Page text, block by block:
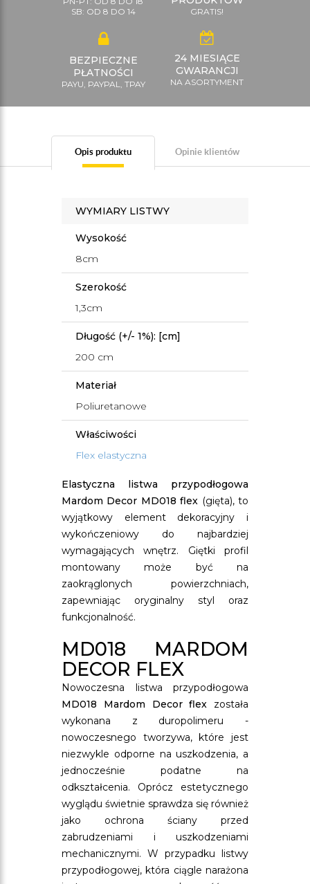
SB: OD 8 DO 14
GRATIS!
BEZPIECZNE
PŁATNOŚCI
PAYU, PAYPAL, TPAY
24 MIESIĄCE
GWARANCJI
NA ASORTYMENT
Opis produktu Opinie klientów
WYMIARY LISTWY
Wysokość
8cm
Szerokość
1,3cm
Długość (+/- 1%): [cm]
200 cm
Materiał
Poliuretanowe
Właściwości
Flex elastyczna
Elastyczna listwa przypodłogowa
Mardom Decor MD018 flex (gięta), to
wyjątkowy element dekoracyjny i
wykończeniowy do najbardziej
wymagających wnętrz. Giętki profil
montowany może być na
zaokrąglonych powierzchniach,
zapewniając oryginalny styl oraz
funkcjonalność.
MD018 MARDOM
DECOR FLEX
Nowoczesna listwa przypodłogowa
MD018 Mardom Decor flex została
wykonana z duropolimeru -
nowoczesnego tworzywa, które jest
niezwykle odporne na uszkodzenia, a
jednocześnie podatne na
odkształcenia. Oprócz estetycznego
wyglądu świetnie sprawdza się również
jako ochrona ściany przed
zabrudzeniami i uszkodzeniami
mechanicznymi. W przypadku listwy
przypodłogowej, która ciągle narażona